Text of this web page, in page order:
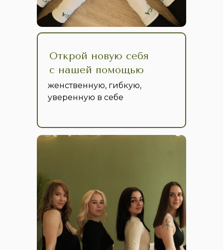
Открой новую себя
с нашей помощью
женственную, гибкую,
уверенную в себе